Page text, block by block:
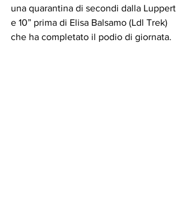
una quarantina di secondi dalla Luppert
e 10” prima di Elisa Balsamo (Ldl Trek)
che ha completato il podio di giornata.